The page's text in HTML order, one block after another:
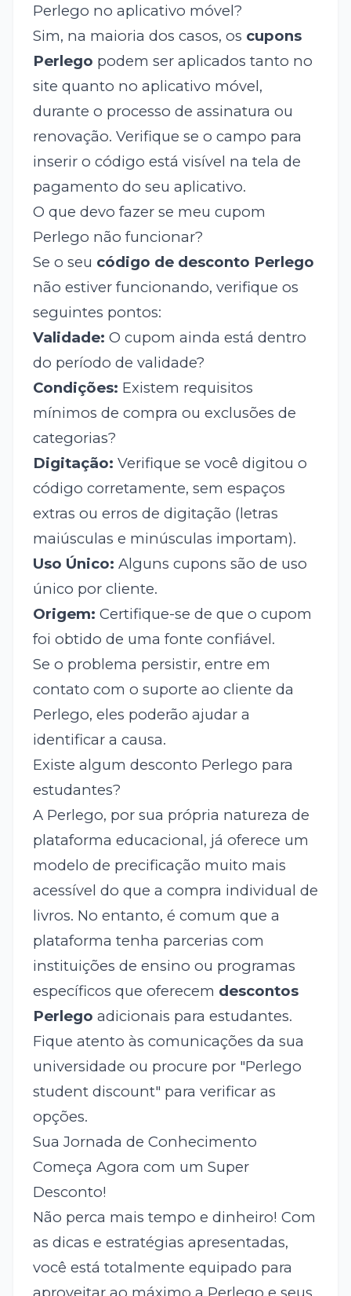
Perlego no aplicativo móvel?
Sim, na maioria dos casos, os cupons
Perlego podem ser aplicados tanto no
site quanto no aplicativo móvel,
durante o processo de assinatura ou
renovação. Verifique se o campo para
inserir o código está visível na tela de
pagamento do seu aplicativo.
O que devo fazer se meu cupom
Perlego não funcionar?
Se o seu código de desconto Perlego
não estiver funcionando, verifique os
seguintes pontos:
Validade: O cupom ainda está dentro
do período de validade?
Condições: Existem requisitos
mínimos de compra ou exclusões de
categorias?
Digitação: Verifique se você digitou o
código corretamente, sem espaços
extras ou erros de digitação (letras
maiúsculas e minúsculas importam).
Uso Único: Alguns cupons são de uso
único por cliente.
Origem: Certifique-se de que o cupom
foi obtido de uma fonte confiável.
Se o problema persistir, entre em
contato com o suporte ao cliente da
Perlego, eles poderão ajudar a
identificar a causa.
Existe algum desconto Perlego para
estudantes?
A Perlego, por sua própria natureza de
plataforma educacional, já oferece um
modelo de precificação muito mais
acessível do que a compra individual de
livros. No entanto, é comum que a
plataforma tenha parcerias com
instituições de ensino ou programas
específicos que oferecem descontos
Perlego adicionais para estudantes.
Fique atento às comunicações da sua
universidade ou procure por "Perlego
student discount" para verificar as
opções.
Sua Jornada de Conhecimento
Começa Agora com um Super
Desconto!
Não perca mais tempo e dinheiro! Com
as dicas e estratégias apresentadas,
você está totalmente equipado para
aproveitar ao máximo a Perlego e seus